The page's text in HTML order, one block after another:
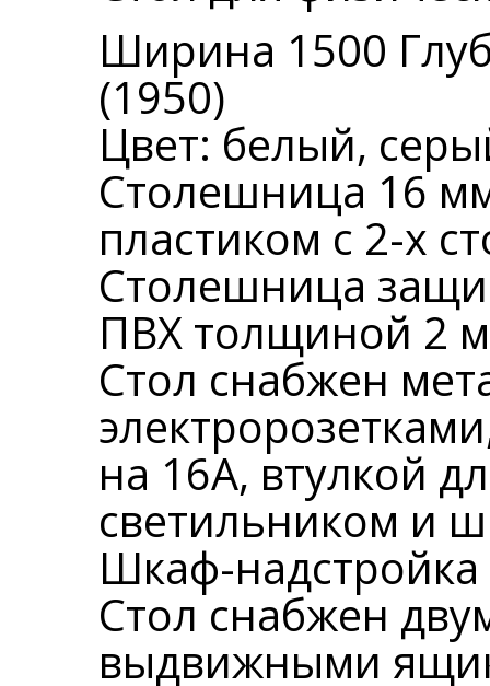
Ширина 1500
(1950)
Цвет: белый,
Столешница 16
пластиком с 2-х
Столешница
ПВХ толщиной 2
Стол снабжен
на 16А, втулкой
светильником и
Шкаф-
Стол снабжен
выдвижными